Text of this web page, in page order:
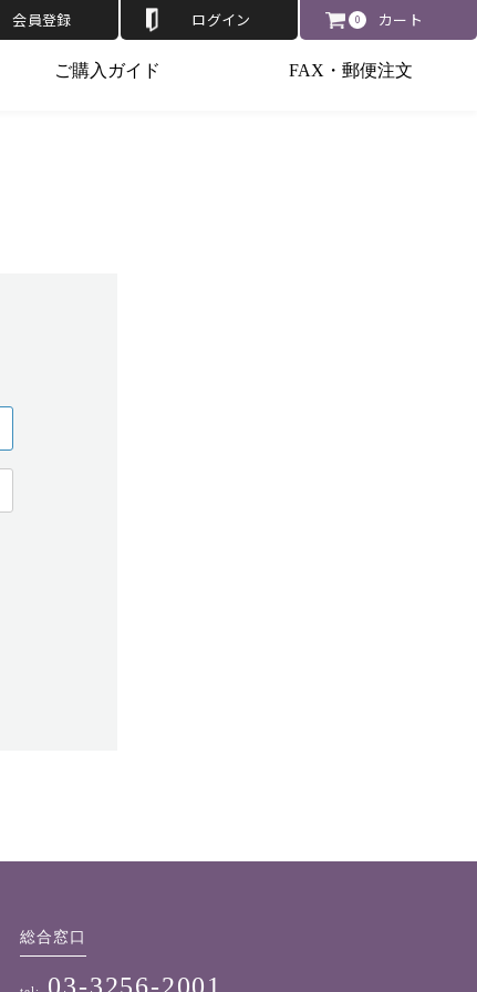
ご購入ガイド FAX・郵便注文
会員登録 ログイン カート
0
総合窓口